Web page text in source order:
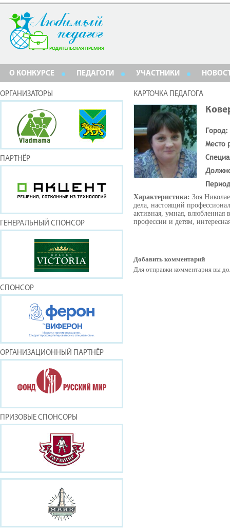
О КОНКУРСЕ ПЕДАГОГИ УЧАСТНИКИ
ОРГАНИЗАТОРЫ
ПАРТНЁР
ГЕНЕРАЛЬНЫЙ СПОНСОР
СПОНСОР
ОРГАНИЗАЦИОННЫЙ ПАРТНЁР
ПРИЗОВЫЕ СПОНСОРЫ
КАРТОЧКА ПЕДАГОГА
Город:
Место
Характеристика: Зоя
дела, настоящий
активная, умная, влюбленная
профессии и детям,
Добавить комментарий
Для отправки комментария вы